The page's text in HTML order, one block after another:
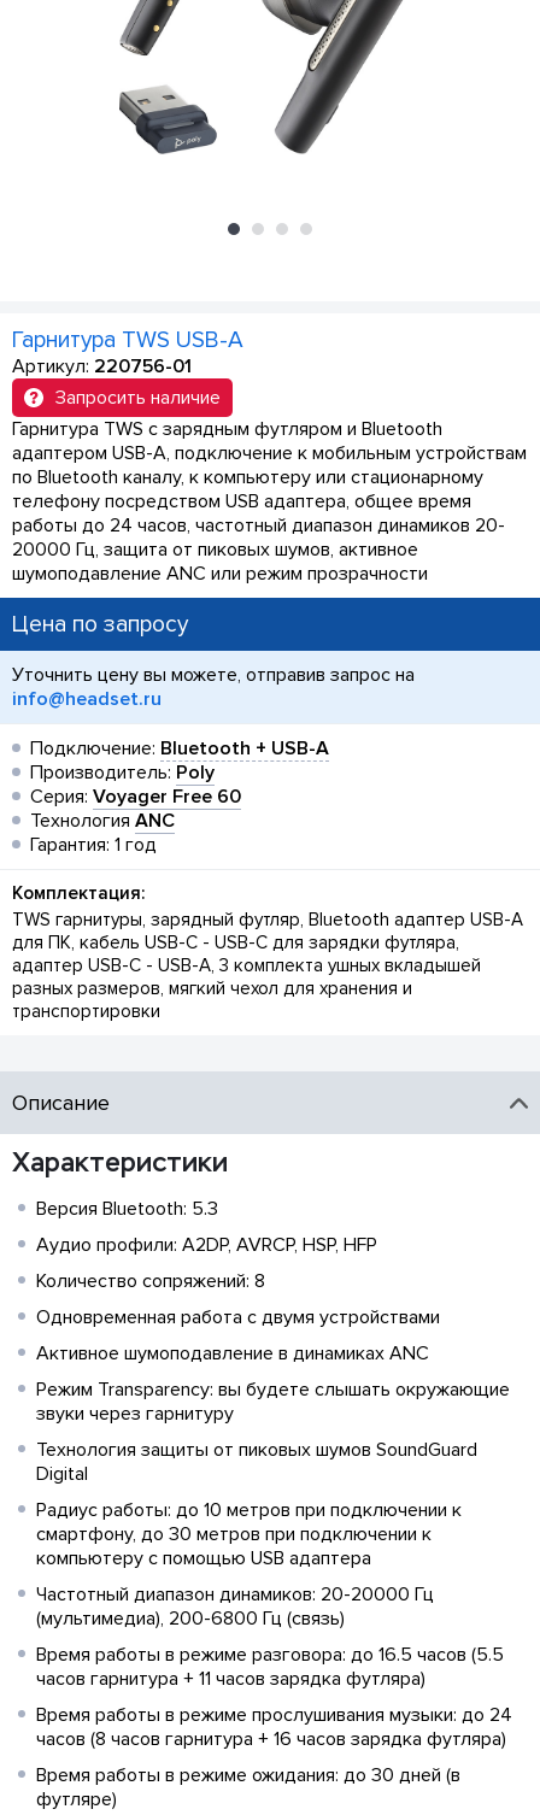
Гарнитура TWS USB-A
Артикул: 220756-01
Запросить наличие
Гарнитура TWS с зарядным футляром и Bluetooth
адаптером USB-A, подключение к мобильным устройствам
по Bluetooth каналу, к компьютеру или стационарному
телефону посредством USB адаптера, общее время
работы до 24 часов, частотный диапазон динамиков 20-
20000 Гц, защита от пиковых шумов, активное
шумоподавление ANC или режим прозрачности
Цена по запросу
Уточнить цену вы можете, отправив запрос на
info@headset.ru
Подключение: Bluetooth + USB-A
Производитель: Poly
Серия: Voyager Free 60
Технология ANC
Гарантия: 1 год
Комплектация:
TWS гарнитуры, зарядный футляр, Bluetooth адаптер USB-A
для ПК, кабель USB-C - USB-C для зарядки футляра,
адаптер USB-C - USB-A, 3 комплекта ушных вкладышей
разных размеров, мягкий чехол для хранения и
транспортировки
Описание
Характеристики
Версия Bluetooth: 5.3
Аудио профили: A2DP, AVRCP, HSP, HFP
Количество сопряжений: 8
Одновременная работа с двумя устройствами
Активное шумоподавление в динамиках ANC
Режим Transparency: вы будете слышать окружающие
звуки через гарнитуру
Технология защиты от пиковых шумов SoundGuard
Digital
Радиус работы: до 10 метров при подключении к
смартфону, до 30 метров при подключении к
компьютеру с помощью USB адаптера
Частотный диапазон динамиков: 20-20000 Гц
(мультимедиа), 200-6800 Гц (связь)
Время работы в режиме разговора: до 16.5 часов (5.5
часов гарнитура + 11 часов зарядка футляра)
Время работы в режиме прослушивания музыки: до 24
часов (8 часов гарнитура + 16 часов зарядка футляра)
Время работы в режиме ожидания: до 30 дней (в
футляре)